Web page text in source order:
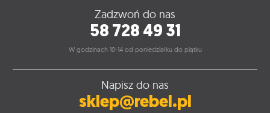
Zadzwoń do nas
58 728 49 31
W godzinach 10-14 od poniedziałku do piątku
Napisz do nas
sklep@rebel.pl